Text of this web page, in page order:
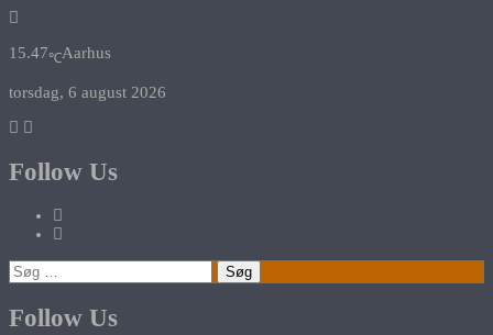
15.47℃Aarhus
torsdag, 6 august 2026
Follow Us
Søg
efter:
Follow Us